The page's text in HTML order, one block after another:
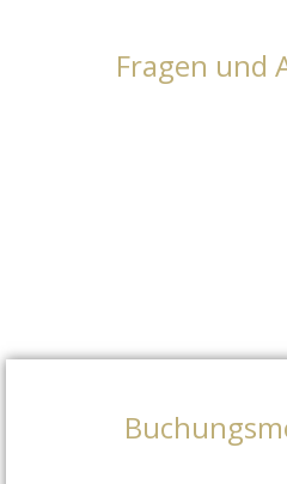
Fragen und